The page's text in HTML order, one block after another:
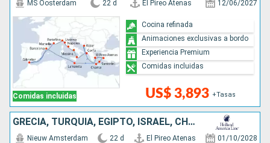
Comidas incluidas
MS Oosterdam 22 d El Pireo Atenas 12/06/2027
US$ 3,893 +Tasas
Cocina refinada
Animaciones exclusivas a bordo
Experiencia Premium
Comidas incluidas
GRECIA, TURQUÍA, EGIPTO, ISRAEL, CHIPRE
Nieuw Amsterdam 22 d El Pireo Atenas 01/10/2028